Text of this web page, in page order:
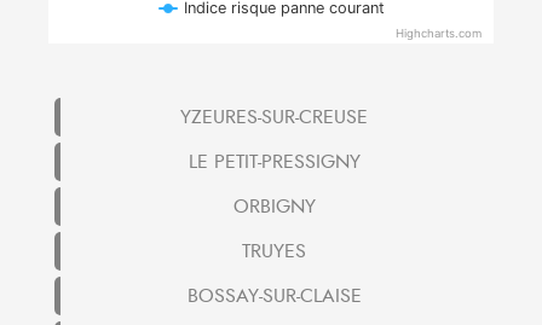
Indice risque panne courant
Highcharts.com
YZEURES-SUR-CREUSE
LE PETIT-PRESSIGNY
ORBIGNY
TRUYES
BOSSAY-SUR-CLAISE